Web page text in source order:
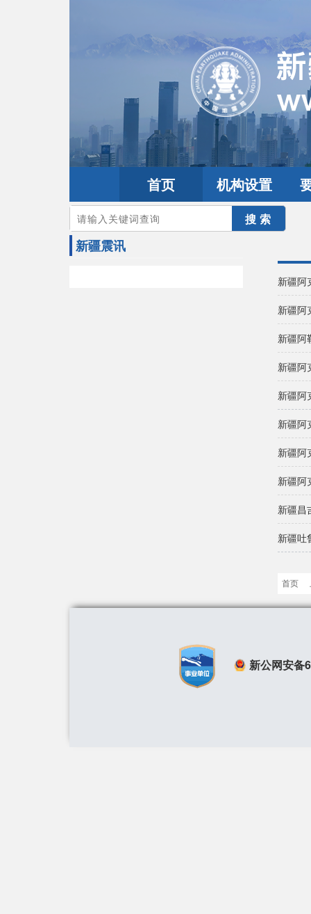
首页 机构设置
您的当前位置：首页>地震频道 新疆震讯
新疆震讯
新疆阿
新疆阿
新疆阿
新疆阿
新疆阿
新疆阿
新疆阿
新疆阿
新疆昌
新疆吐
首页
新公网安备